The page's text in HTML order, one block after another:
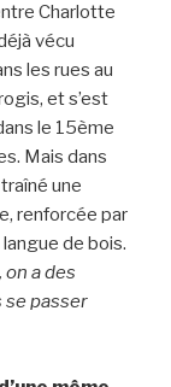
Charlotte
vécu
les rues au
et s’est
le 15ème
Mais dans
une
renforcée par
langue de bois.
a des
se passer